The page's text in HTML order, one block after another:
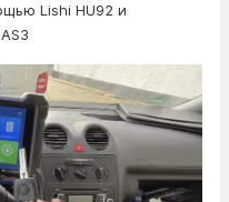
Lishi HU92 и